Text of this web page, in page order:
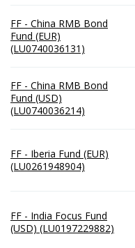
FF - China RMB Bond
Fund (EUR)
(LU0740036131)
FF - China RMB Bond
Fund (USD)
(LU0740036214)
FF - Iberia Fund (EUR)
(LU0261948904)
FF - India Focus Fund
(USD) (LU0197229882)